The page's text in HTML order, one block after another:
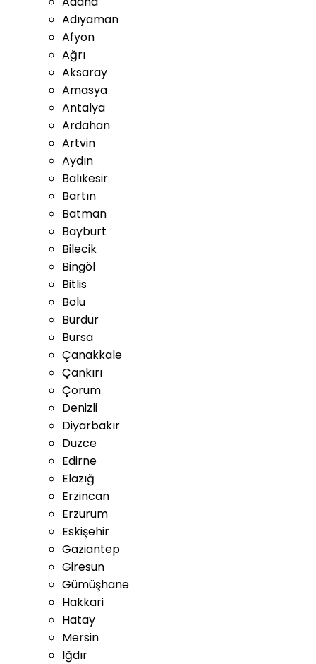
Adıyaman
Afyon
Ağrı
Aksaray
Amasya
Antalya
Ardahan
Artvin
Aydın
Balıkesir
Bartın
Batman
Bayburt
Bilecik
Bingöl
Bitlis
Bolu
Burdur
Bursa
Çanakkale
Çankırı
Çorum
Denizli
Diyarbakır
Düzce
Edirne
Elazığ
Erzincan
Erzurum
Eskişehir
Gaziantep
Giresun
Gümüşhane
Hakkari
Hatay
Mersin
Iğdır